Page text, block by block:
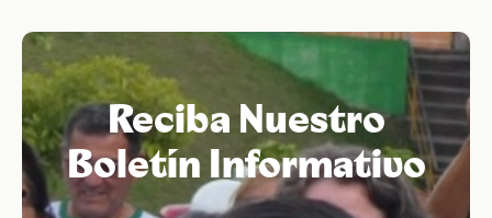
Reciba Nuestro
Boletín Informativo